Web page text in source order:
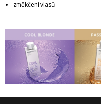
změkčení vlasů